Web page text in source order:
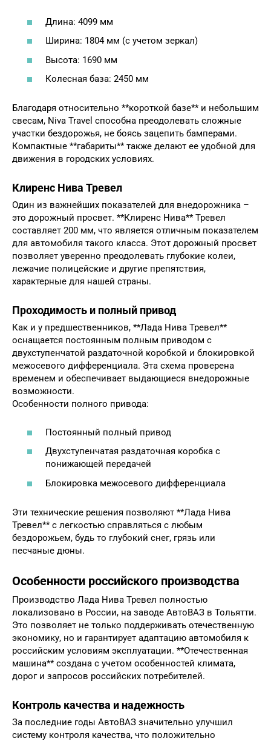
Длина: 4099 мм
Ширина: 1804 мм (с учетом зеркал)
Высота: 1690 мм
Колесная база: 2450 мм
Благодаря относительно **короткой базе** и небольшим
свесам, Niva Travel способна преодолевать сложные
участки бездорожья, не боясь зацепить бамперами.
Компактные **габариты** также делают ее удобной для
движения в городских условиях.
Клиренс Нива Тревел
Один из важнейших показателей для внедорожника –
это дорожный просвет. **Клиренс Нива** Тревел
составляет 200 мм, что является отличным показателем
для автомобиля такого класса. Этот дорожный просвет
позволяет уверенно преодолевать глубокие колеи,
лежачие полицейские и другие препятствия,
характерные для нашей страны.
Проходимость и полный привод
Как и у предшественников, **Лада Нива Тревел**
оснащается постоянным полным приводом с
двухступенчатой раздаточной коробкой и блокировкой
межосевого дифференциала. Эта схема проверена
временем и обеспечивает выдающиеся внедорожные
возможности.
Особенности полного привода:
Постоянный полный привод
Двухступенчатая раздаточная коробка с
понижающей передачей
Блокировка межосевого дифференциала
Эти технические решения позволяют **Лада Нива
Тревел** с легкостью справляться с любым
бездорожьем, будь то глубокий снег, грязь или
песчаные дюны.
Особенности российского производства
Производство Лада Нива Тревел полностью
локализовано в России, на заводе АвтоВАЗ в Тольятти.
Это позволяет не только поддерживать отечественную
экономику, но и гарантирует адаптацию автомобиля к
российским условиям эксплуатации. **Отечественная
машина** создана с учетом особенностей климата,
дорог и запросов российских потребителей.
Контроль качества и надежность
За последние годы АвтоВАЗ значительно улучшил
систему контроля качества, что положительно